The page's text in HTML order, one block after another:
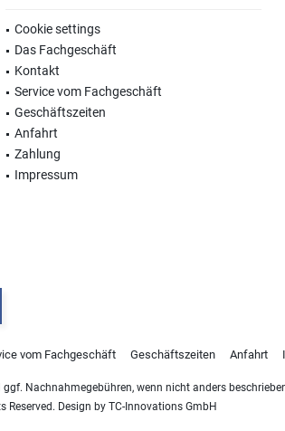
Cookie settings
Das Fachgeschäft
Kontakt
Service vom Fachgeschäft
Geschäftszeiten
Anfahrt
Zahlung
Impressum
vom Fachgeschäft Geschäftszeiten Anfahrt
ggf. Nachnahmegebühren, wenn nicht anders
Reserved. Design by TC-Innovations GmbH